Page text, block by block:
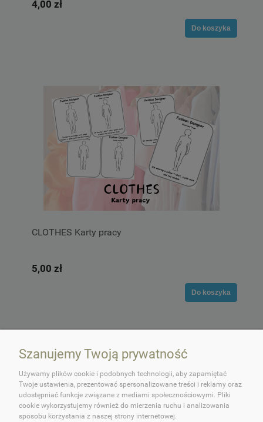
4,00 zł
Do koszyka
CLOTHES Karty pracy
5,00 zł
Do koszyka
O OKEY DOKEY!
Szanujemy Twoją prywatność
Używamy plików cookie i podobnych technologii, aby zapamiętać
Twoje ustawienia, prezentować spersonalizowane treści i reklamy oraz
udostępniać funkcje związane z mediami społecznościowymi. Pliki
cookie wykorzystujemy również do mierzenia ruchu i analizowania
sposobu korzystania z naszej strony internetowej.